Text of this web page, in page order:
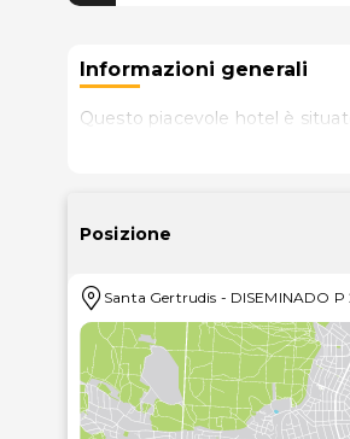
Informazioni generali
Questo piacevole hotel è
Posizione
Santa Gertrudis - DISEMINADO P